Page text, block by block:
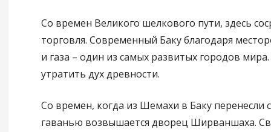
Со времен Великого шелкового пути, здесь
торговля. Современный Баку благодаря
и газа – один из самых развитых городов
утратить дух древности.
Со времен, когда из Шемахи в Баку перенесли
гаванью возвышается дворец Ширваншаха.